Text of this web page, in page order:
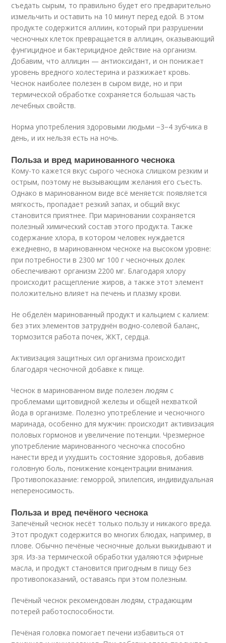
съедать сырым, то правильно будет его предварительно
измельчить и оставить на 10 минут перед едой. В этом
продукте содержится аллиин, который при разрушении
чесночных клеток превращается в аллицин, оказывающий
фунгицидное и бактерицидное действие на организм.
Добавим, что аллицин — антиоксидант, и он понижает
уровень вредного холестерина и разжижает кровь.
Чеснок наиболее полезен в сыром виде, но и при
термической обработке сохраняется большая часть
лечебных свойств.
Норма употребления здоровыми людьми −3−4 зубчика в
день, и их нельзя есть на ночь.
Польза и вред маринованного чеснока
Кому-то кажется вкус сырого чеснока слишком резким и
острым, поэтому не вызывающим желания его съесть.
Однако в маринованном виде всё меняется: появляется
мягкость, пропадает резкий запах, и общий вкус
становится приятнее. При мариновании сохраняется
полезный химический состав этого продукта. Также
содержание хлора, в котором человек нуждается
ежедневно, в маринованном чесноке на высоком уровне:
при потребности в 2300 мг 100 г чесночных долек
обеспечивают организм 2200 мг. Благодаря хлору
происходит расщепление жиров, а также этот элемент
положительно влияет на печень и плазму крови.
Не обделён маринованный продукт и кальцием с калием:
без этих элементов затруднён водно-солевой баланс,
тормозится работа почек, ЖКТ, сердца.
Активизация защитных сил организма происходит
благодаря чесночной добавке к пище.
Чеснок в маринованном виде полезен людям с
проблемами щитовидной железы и общей нехваткой
йода в организме. Полезно употребление и чесночного
маринада, особенно для мужчин: происходит активизация
половых гормонов и увеличение потенции. Чрезмерное
употребление маринованного чесночка способно
нанести вред и ухудшить состояние здоровья, добавив
головную боль, понижение концентрации внимания.
Противопоказание: геморрой, эпилепсия, индивидуальная
непереносимость.
Польза и вред печёного чеснока
Запечёный чеснок несёт только пользу и никакого вреда.
Этот продукт содержится во многих блюдах, например, в
плове. Обычно печёные чесночные дольки выкидывают и
зря. Из-за термической обработки удаляются эфирные
масла, и продукт становится пригодным в пищу без
противопоказаний, оставаясь при этом полезным.
Печёный чеснок рекомендован людям, страдающим
потерей работоспособности.
Печёная головка помогает печени избавиться от